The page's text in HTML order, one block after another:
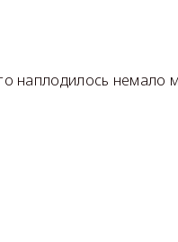
наплодилось немало